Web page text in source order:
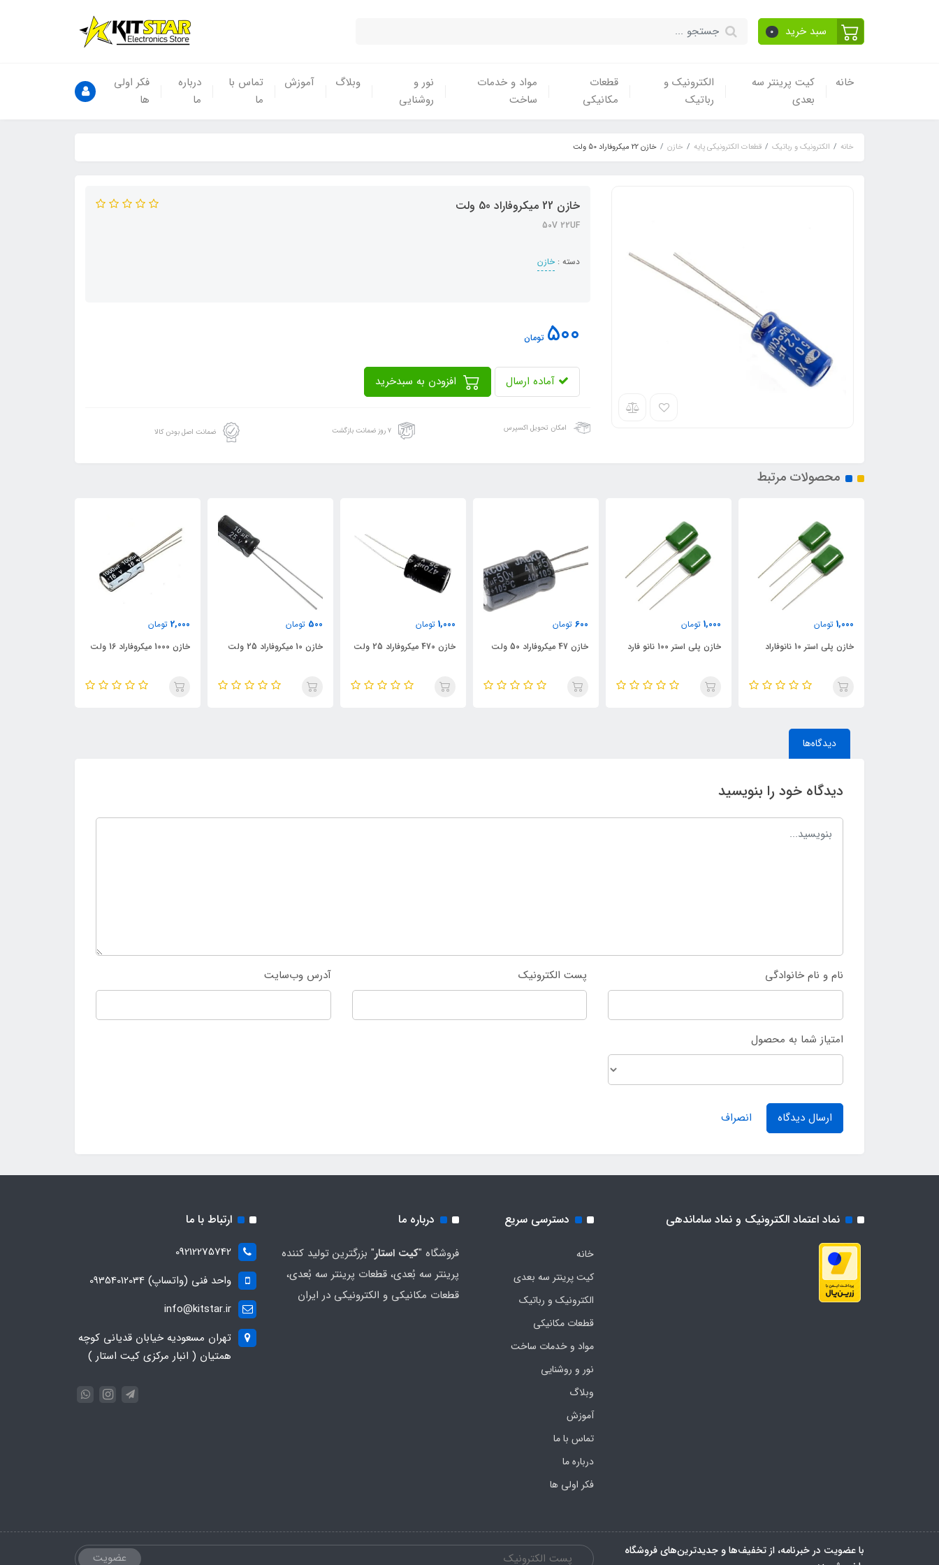
سبد خرید 0
خانه
کیت پرینتر سه
بعدی
الکترونیک و
رباتیک
قطعات
مکانیکی
مواد و خدمات
ساخت
نور و
روشنایی
وبلاگ آموزش
تماس با
ما
درباره
ما
فکر اولی
ها
خانه الکترونیک و رباتیک قطعات الکترونیکی پایه خازن خازن 22 میکروفاراد 50 ولت
خازن 22 میکروفاراد 50 ولت
50V 22UF
دسته : خازن
500 تومان
آماده ارسال
امکان تحویل اکسپرس ۷ روز ضمانت بازگشت ضمانت اصل بودن کالا
محصولات مرتبط
1,000 تومان
خازن پلی استر 10 نانوفاراد
1,000 تومان
خازن پلی استر 100 نانو فارد
600 تومان
خازن 47 میکروفاراد 50 ولت
1,000 تومان
خازن 470 میکروفاراد 25 ولت
500 تومان
خازن 10 میکروفاراد 25 ولت
2,000 تومان
خازن 1000 میکروفاراد 16 ولت
دیدگاه‌ها
دیدگاه خود را بنویسید
نام و نام خانوادگی پست الکترونیک آدرس وب‌سایت
امتیاز شما به محصول
ارسال دیدگاه انصراف
نماد اعتماد الکترونیک و نماد ساماندهی دسترسی سریع
خانه
کیت پرینتر سه بعدی
الکترونیک و رباتیک
قطعات مکانیکی
مواد و خدمات ساخت
نور و روشنایی
وبلاگ
آموزش
تماس با ما
درباره ما
فکر اولی ها
درباره ما
فروشگاه "کیت استار" بزرگترین تولید کننده
پرینتر سه بُعدی، قطعات پرینتر سه بُعدی،
قطعات مکانیکی و الکترونیکی در ایران
ارتباط با ما
09212275742
واحد فنی (واتساپ) 09354012034
info@kitstar.ir
تهران مسعودیه خیابان قدیانی کوچه
همتیان ( انبار مرکزی کیت استار )
با عضویت در خبرنامه، از تخفیف‌ها و جدیدترین‌های فروشگاه
عضویت